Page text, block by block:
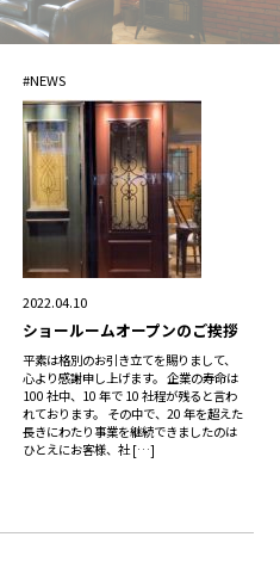
NEWS
2022.04.10
ショールームオープンのご挨拶
平素は格別のお引き立てを賜りまして、
心より感謝申し上げます。 企業の寿命は
100 社中、10 年で 10 社程が残ると言わ
れております。 その中で、20 年を超えた
長きにわたり事業を継続できましたのは
ひとえにお客様、社 […]